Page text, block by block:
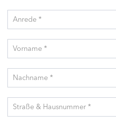
Anrede *
Vorname *
Nachname *
Straße & Hausnummer *